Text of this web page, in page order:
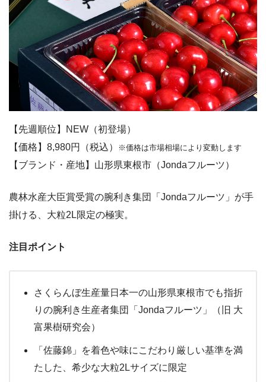
【先週順位】NEW（初登場）
【価格】8,980円（税込）
※価格は市場相場により変動します
【ブランド・産地】山形県東根市（Jondaフルーツ）
農林水産大臣賞受賞の腕利き集団「Jondaフルーツ」が手
掛ける、大粒2L限定の極実。
注目ポイント
さくらんぼ生産量日本一の山形県東根市でも指折
りの腕利き生産者集団「Jondaフルーツ」（旧 大
富果樹研究会）
「佐藤錦」を着色や味にこだわり厳しい基準を満
たした、希少な大粒2Lサイズに限定